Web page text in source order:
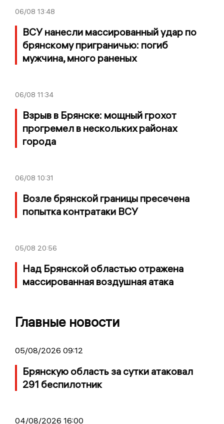
06/08 13:48
ВСУ нанесли массированный удар по
брянскому приграничью: погиб
мужчина, много раненых
06/08 11:34
Взрыв в Брянске: мощный грохот
прогремел в нескольких районах
города
06/08 10:31
Возле брянской границы пресечена
попытка контратаки ВСУ
05/08 20:56
Над Брянской областью отражена
массированная воздушная атака
Главные новости
05/08/2026 09:12
Брянскую область за сутки атаковал
291 беспилотник
04/08/2026 16:00